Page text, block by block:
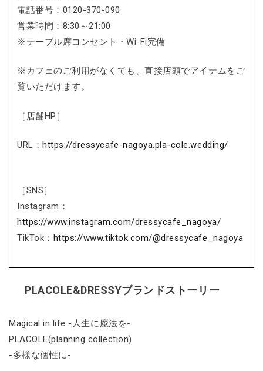
電話番号：0120-370-090
営業時間：8:30～21:00
※テーブル席コンセント・Wi-Fi完備
※カフェのご利用がなくても、直接店頭でアイテムをご
覧いただけます。
［店舗HP］
URL： https://dressycafe-nagoya.pla-cole.wedding/
［SNS］
Instagram：
https://www.instagram.com/dressycafe_nagoya/
TikTok： https://www.tiktok.com/@dressycafe_nagoya
PLACOLE&DRESSYブランドストーリー
Magical in life -人生に魔法を-
PLACOLE(planning collection)
-多様な個性に-